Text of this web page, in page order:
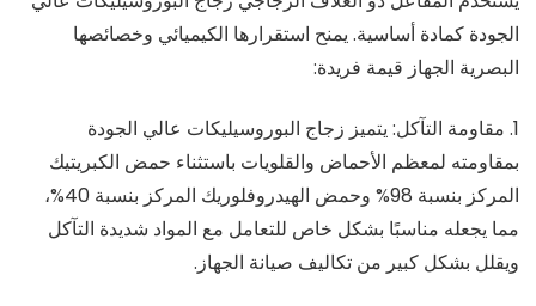
الجودة كمادة أساسية. يمنح استقرارها الكيميائي وخصائصها
البصرية الجهاز قيمة فريدة:
1. مقاومة التآكل: يتميز زجاج البوروسيليكات عالي الجودة
بمقاومته لمعظم الأحماض والقلويات باستثناء حمض الكبريتيك
المركز بنسبة 98% وحمض الهيدروفلوريك المركز بنسبة 40%،
مما يجعله مناسبًا بشكل خاص للتعامل مع المواد شديدة التآكل
ويقلل بشكل كبير من تكاليف صيانة الجهاز.